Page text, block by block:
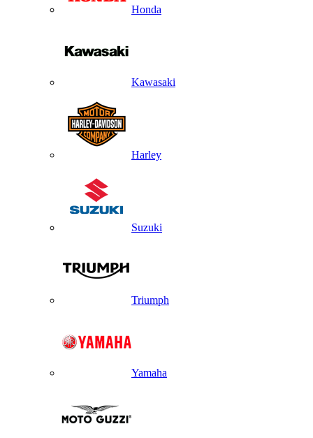
Honda
Kawasaki
Harley
Suzuki
Triumph
Yamaha